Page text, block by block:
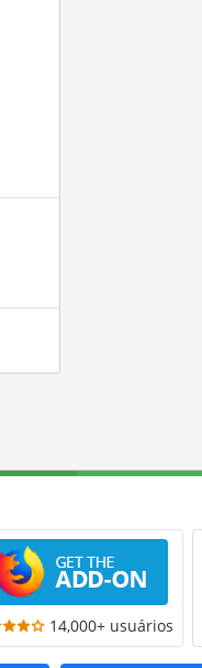
14,000+ usuários